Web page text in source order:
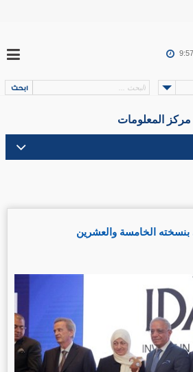
مركز المعلومات
بنسخته الخامسة والعشرين